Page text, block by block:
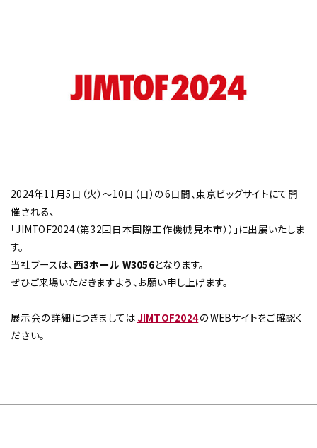
チップ・ビット情報
生産終了品
2024年11月5日（火）～10日（日）の6日間、東京ビッグサイトにて開
催される、
「JIMTOF2024（第32回日本国際工作機械見本市））」に出展いたしま
す。
当社ブースは、西3ホール W3056となります。
ぜひご来場いただきますよう、お願い申し上げます。
展示会の詳細につきましては JIMTOF2024のWEBサイトをご確認く
ださい。